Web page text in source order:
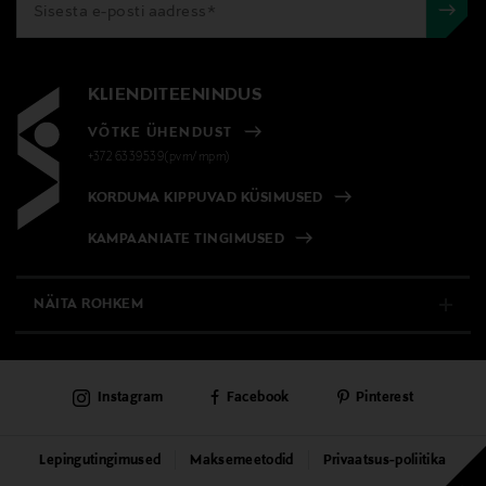
KLIENDITEENINDUS
VÕTKE ÜHENDUST
+372 6339539(pvm/mpm)
KORDUMA KIPPUVAD KÜSIMUSED
KAMPAANIATE TINGIMUSED
NÄITA ROHKEM
PÜSIKLIENDITEENINDUS
KAUBAMAJAD
Lepingutingimused Maksemeetodid Privaatsus-poliitika
Instagram Facebook Pinterest